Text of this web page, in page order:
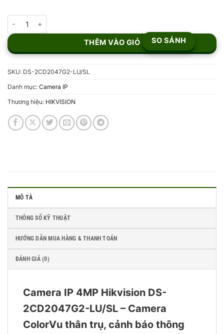
THÊM VÀO GIỎ SO SÁNH
SKU: DS-2CD2047G2-LU/SL
Danh mục: Camera IP
Thương hiệu: HIKVISION
MÔ TẢ
THÔNG SỐ KỸ THUẬT
HƯỚNG DẪN MUA HÀNG & THANH TOÁN
ĐÁNH GIÁ (0)
Camera IP 4MP Hikvision DS-
2CD2047G2-LU/SL – Camera
ColorVu thân trụ, cảnh báo thông